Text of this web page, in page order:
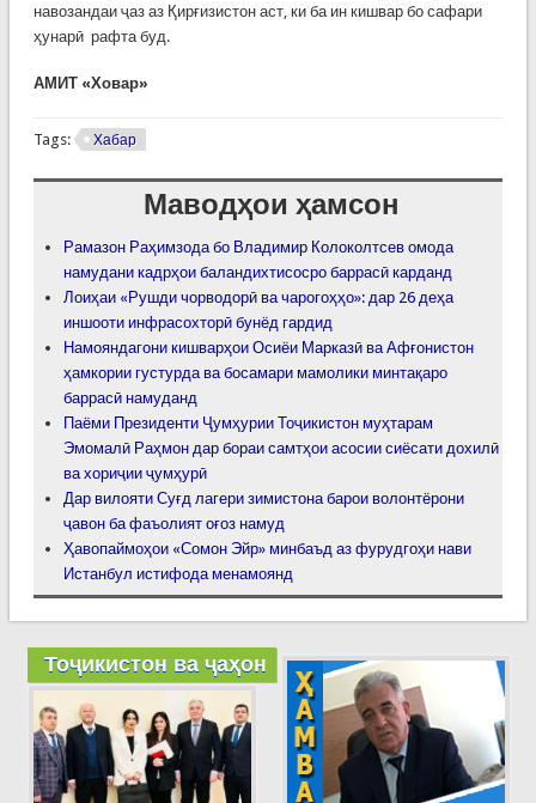
навозандаи ҷаз аз Қирғизистон аст, ки ба ин кишвар бо сафари
ҳунарӣ рафта буд.
АМИТ «Ховар»
Tags: Хабар
Маводҳои ҳамсон
Рамазон Раҳимзода бо Владимир Колоколтсев омода
намудани кадрҳои баландихтисосро баррасӣ карданд
Лоиҳаи «Рушди чорводорӣ ва чарогоҳҳо»: дар 26 деҳа
иншооти инфрасохторӣ бунёд гардид
Намояндагони кишварҳои Осиёи Марказӣ ва Афғонистон
ҳамкории густурда ва босамари мамолики минтақаро
баррасӣ намуданд
Паёми Президенти Ҷумҳурии Тоҷикистон муҳтарам
Эмомалӣ Раҳмон дар бораи самтҳои асосии сиёсати дохилӣ
ва хориҷии ҷумҳурӣ
Дар вилояти Суғд лагери зимистона барои волонтёрони
ҷавон ба фаъолият оғоз намуд
Ҳавопаймоҳои «Сомон Эйр» минбаъд аз фурудгоҳи нави
Истанбул истифода менамоянд
Тоҷикистон ва ҷаҳон